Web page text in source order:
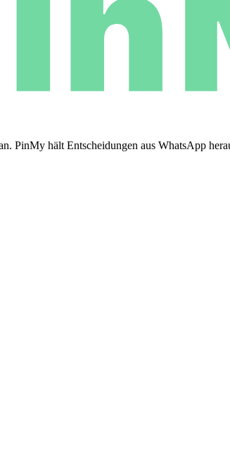
PinMy hält Entscheidungen aus WhatsApp